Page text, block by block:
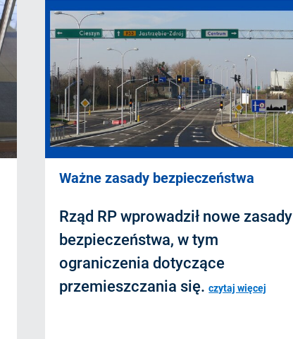
Ważne zasady bezpieczeństwa
Rząd RP wprowadził nowe zasady
bezpieczeństwa, w tym
ograniczenia dotyczące
przemieszczania się.czytaj więcej